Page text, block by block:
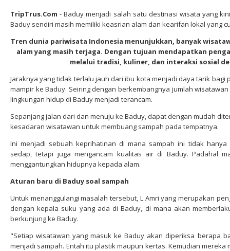
TripTrus.Com - Baduy menjadi salah satu destinasi wisata yang
Baduy sendiri masih memiliki keasrian alam dan kearifan lokal yang
Tren dunia pariwisata Indonesia menunjukkan, banyak
alam yang masih terjaga. Dengan tujuan mendapatkan
melalui tradisi, kuliner, dan interaksi sosial
Jaraknya yang tidak terlalu jauh dari ibu kota menjadi daya tarik
mampir ke Baduy. Seiring dengan berkembangnya jumlah
lingkungan hidup di Baduy menjadi terancam.
Sepanjang jalan dari dan menuju ke Baduy, dapat dengan mudah
kesadaran wisatawan untuk membuang sampah pada tempatnya.
Ini menjadi sebuah keprihatinan di mana sampah ini tidak
sedap, tetapi juga mengancam kualitas air di Baduy. Padahal
menggantungkan hidupnya kepada alam.
Aturan baru di Baduy soal sampah
Untuk menanggulangi masalah tersebut, L Amri yang merupakan
dengan kepala suku yang ada di Baduy, di mana akan
berkunjung ke Baduy.
"Setiap wisatawan yang masuk ke Baduy akan diperiksa berapa
menjadi sampah. Entah itu plastik maupun kertas. Kemudian